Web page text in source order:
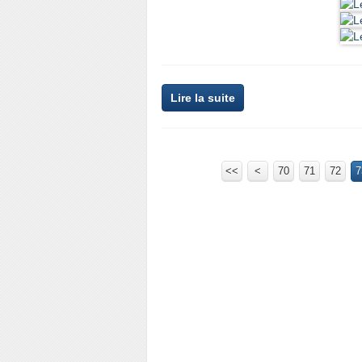
Lire la suite
<< < 10
20
30
40
50
60
70 71 72